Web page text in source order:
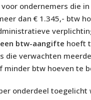
ondernemers die
dan € 1.345,- btw
btw-aangifte hoeft
die verwachten
minder btw hoeven te
onderdeel toegelicht